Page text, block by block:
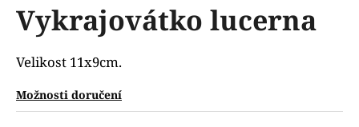
produktu
je
z
5
Vykrajovátko lucerna
Velikost 11x9cm.
Možnosti doručení
HLEDAT
D
o